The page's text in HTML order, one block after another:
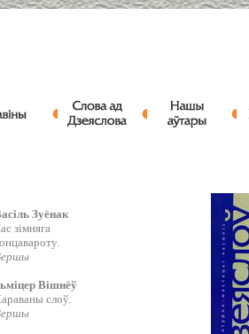
Зуёнак
зімняга
Вішнёў
слоў.